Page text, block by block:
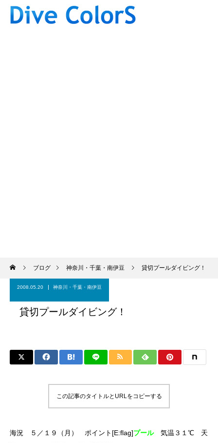
ブログ 神奈川・千葉・南伊豆 貸切プールダイビング！
2008.05.20 神奈川・千葉・南伊豆
貸切プールダイビング！
この記事のタイトルとURLをコピーする
海況 ５／１９（月） ポイント[E:flag]プール気温３１℃ 天